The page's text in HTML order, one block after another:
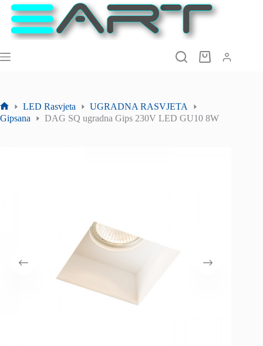
Preskoči
sadržaj
Košarica
Početna
stranica
LED Rasvjeta
UGRADNA RASVJETA
Gipsana
DAG SQ ugradna Gips 230V LED GU10 8W